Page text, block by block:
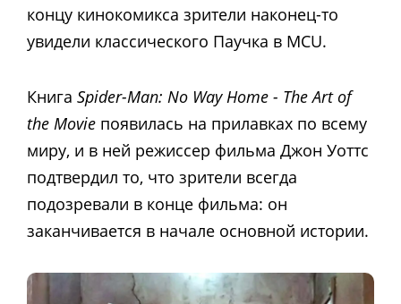
концу кинокомикса зрители наконец-то
увидели классического Паучка в MCU.
Книга Spider-Man: No Way Home - The Art of
the Movie появилась на прилавках по всему
миру, и в ней режиссер фильма Джон Уоттс
подтвердил то, что зрители всегда
подозревали в конце фильма: он
заканчивается в начале основной истории.